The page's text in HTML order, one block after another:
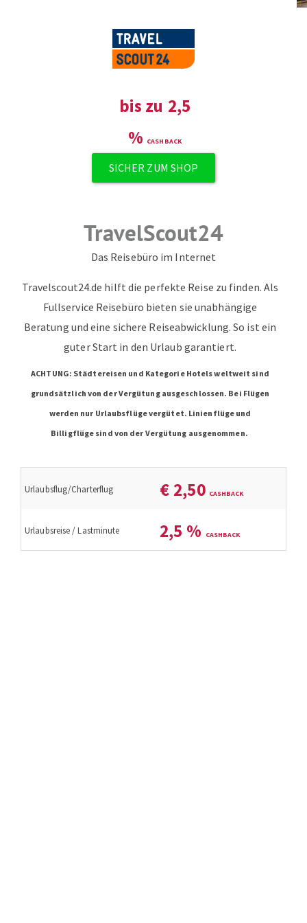
bis zu 2,5
%
SICHER ZUM SHOP
TravelScout24
Das Reisebüro im Internet
Travelscout24.de hilft die perfekte Reise zu finden. Als
Fullservice Reisebüro bieten sie unabhängige
Beratung und eine sichere Reiseabwicklung. So ist ein
guter Start in den Urlaub garantiert.
ACHTUNG: Städtereisen und Kategorie Hotels weltweit sind
grundsätzlich von der Vergütung ausgeschlossen. Bei Flügen
werden nur Urlaubsflüge vergütet. Linienflüge und
Billigflüge sind von der Vergütung ausgenommen.
Urlaubsflug/Charterflug € 2,50
Urlaubsreise / Lastminute 2,5 %
ZUM NEWSLETTER ANMELDEN